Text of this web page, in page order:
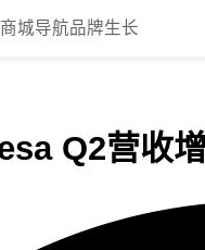
商城导航品牌生长
Q2营收